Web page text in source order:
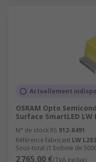
Actuellement
OSRAM Opto
Surface SmartLED LW
N° de stock RS 912-8491
Référence fabricant LW
Sous-total (1 bobine de
2 765,00 €(TVA exclue)